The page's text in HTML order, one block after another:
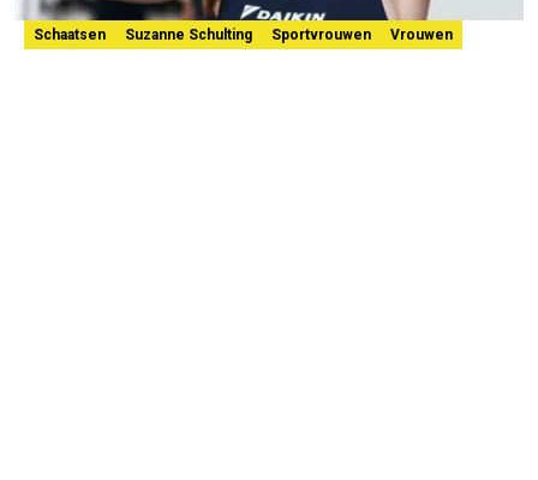
Schaatsen Suzanne Schulting Sportvrouwen Vrouwen